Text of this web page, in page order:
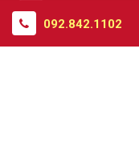
092.842.1102